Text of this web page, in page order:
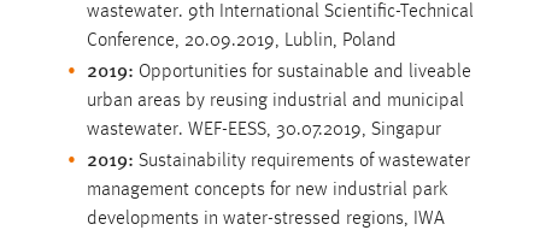
wastewater. 9th ­International Scientific-Technical
Conference, 20.09.2019, Lublin, Poland
2019: Opportunities for sustainable and liveable
urban areas by reusing industrial and municipal
wastewater. WEF-EESS, 30.07.2019, Singapur
2019: Sustainability requirements of wastewater
management concepts for new industrial park
developments in water-stressed regions, IWA
Name:
site-language-preference
Zweck:
Das Cookie speichert die gewählte Sprache der Website.
Cookie Laufzeit:
30 Tage